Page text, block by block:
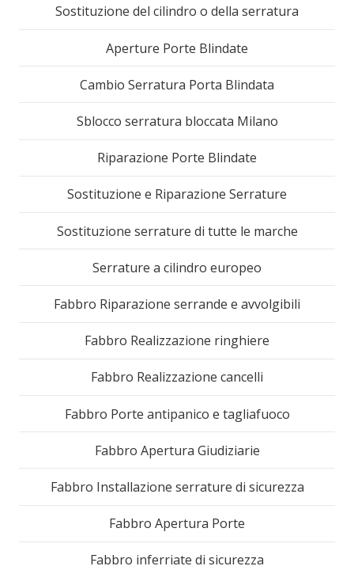
Sostituzione del cilindro o della serratura
Aperture Porte Blindate
Cambio Serratura Porta Blindata
Sblocco serratura bloccata Milano
Riparazione Porte Blindate
Sostituzione e Riparazione Serrature
Sostituzione serrature di tutte le marche
Serrature a cilindro europeo
Fabbro Riparazione serrande e avvolgibili
Fabbro Realizzazione ringhiere
Fabbro Realizzazione cancelli
Fabbro Porte antipanico e tagliafuoco
Fabbro Apertura Giudiziarie
Fabbro Installazione serrature di sicurezza
Fabbro Apertura Porte
Fabbro inferriate di sicurezza